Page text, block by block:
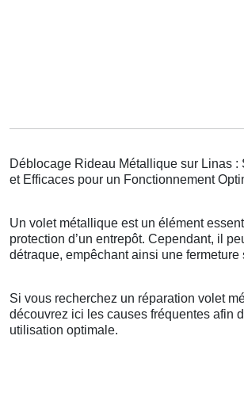
Déblocage Rideau Métallique sur Linas :
et Efficaces pour un Fonctionnement
Un volet métallique est un élément
protection d’un entrepôt. Cependant, il
détraque, empêchant ainsi une fermeture
Si vous recherchez un réparation volet
découvrez ici les causes fréquentes afin
utilisation optimale.